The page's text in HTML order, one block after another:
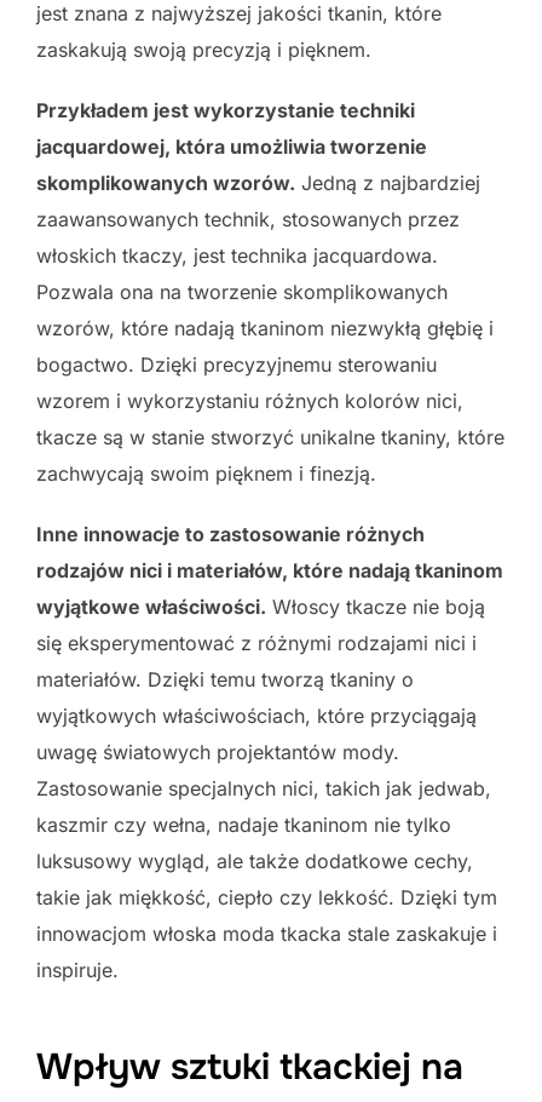
jest znana z najwyższej jakości tkanin, które
zaskakują swoją precyzją i pięknem.
Przykładem jest wykorzystanie techniki
jacquardowej, która umożliwia tworzenie
skomplikowanych wzorów. Jedną z najbardziej
zaawansowanych technik, stosowanych przez
włoskich tkaczy, jest technika jacquardowa.
Pozwala ona na tworzenie skomplikowanych
wzorów, które nadają tkaninom niezwykłą głębię i
bogactwo. Dzięki precyzyjnemu sterowaniu
wzorem i wykorzystaniu różnych kolorów nici,
tkacze są w stanie stworzyć unikalne tkaniny, które
zachwycają swoim pięknem i finezją.
Inne innowacje to zastosowanie różnych
rodzajów nici i materiałów, które nadają tkaninom
wyjątkowe właściwości. Włoscy tkacze nie boją
się eksperymentować z różnymi rodzajami nici i
materiałów. Dzięki temu tworzą tkaniny o
wyjątkowych właściwościach, które przyciągają
uwagę światowych projektantów mody.
Zastosowanie specjalnych nici, takich jak jedwab,
kaszmir czy wełna, nadaje tkaninom nie tylko
luksusowy wygląd, ale także dodatkowe cechy,
takie jak miękkość, ciepło czy lekkość. Dzięki tym
innowacjom włoska moda tkacka stale zaskakuje i
inspiruje.
Wpływ sztuki tkackiej na